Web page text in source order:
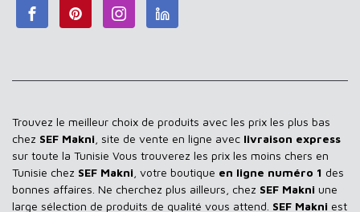
Trouvez le meilleur choix de produits avec les prix les plus bas
chez SEF Makni, site de vente en ligne avec livraison express
sur toute la Tunisie Vous trouverez les prix les moins chers en
Tunisie chez SEF Makni, votre boutique en ligne numéro 1 des
bonnes affaires. Ne cherchez plus ailleurs, chez SEF Makni une
large sélection de produits de qualité vous attend. SEF Makni est